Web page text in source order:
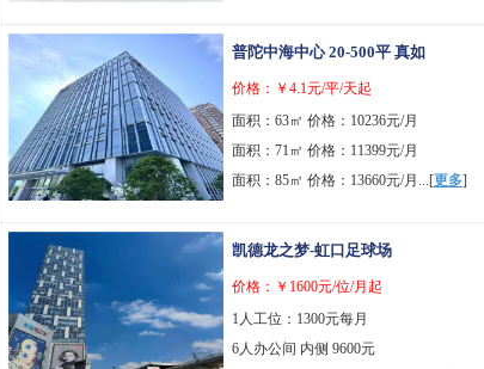
普陀中海中心 20-500平 真如
价格：￥4.1元/平/天起
面积：63㎡ 价格：10236元/月
面积：71㎡ 价格：11399元/月
面积：85㎡ 价格：13660元/月...[更多]
凯德龙之梦-虹口足球场
价格：￥1600元/位/月起
1人工位：1300元每月
6人办公间 内侧 9600元